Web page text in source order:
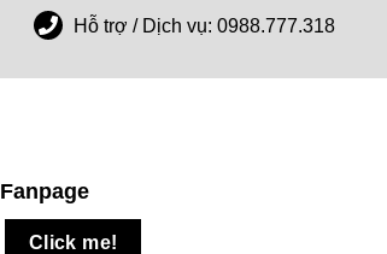
Hỗ trợ / Dịch vụ: 0988.777.318
Fanpage
Click me!